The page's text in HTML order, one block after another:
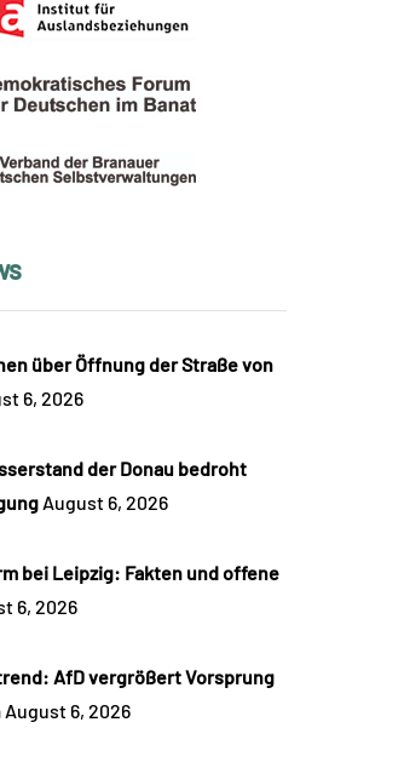
über Öffnung der Straße von
6, 2026
der Donau bedroht
August 6, 2026
bei Leipzig: Fakten und offene
6, 2026
AfD vergrößert Vorsprung
August 6, 2026